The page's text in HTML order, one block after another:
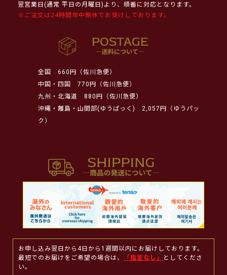
翌営業日(通常 平日の月曜日)より、順番に対応となります。
※ご注文は24時間年中無休でお受けしております。
全国
660円（佐川急便）
中国・四国
770円（佐川急便）
九州・北海道
880円（佐川急便）
沖縄・離島・山間部(ゆうぱっく)
2,057円（ゆうパッ
ク）
お申し込み翌日から4日から1週間以内にお届けしております。
最短でのお届けをご希望の場合は、
「指定なし」
としてくださ
い。